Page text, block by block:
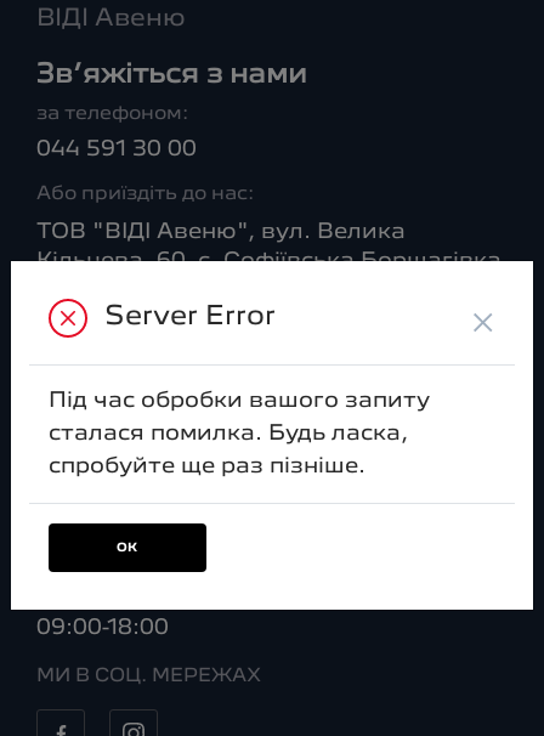
ВІДІ Авеню
Зв’яжіться з нами
за телефоном:
044 591 30 00
Або приїздіть до нас:
ТОВ "ВІДІ Авеню", вул. Велика
Кільцева, 60, с. Софіївська Борщагівка
ВІДДІЛ ПРОДАЖІВ
09:00-20:00
Пн–Сб:
08:00-20:00
09:00-18:00
МИ В СОЦ. МЕРЕЖАХ
Server Error ×
Під час обробки вашого запиту
сталася помилка. Будь ласка,
спробуйте ще раз пізніше.
ОК